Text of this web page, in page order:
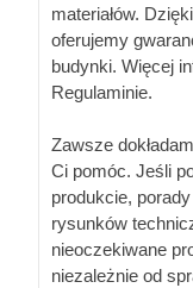
materiałów.
oferujemy
budynki. Więcej
Regulaminie.
Zawsze
Ci pomóc. Jeśli
produkcie,
rysunków
nieoczekiwane
niezależnie od